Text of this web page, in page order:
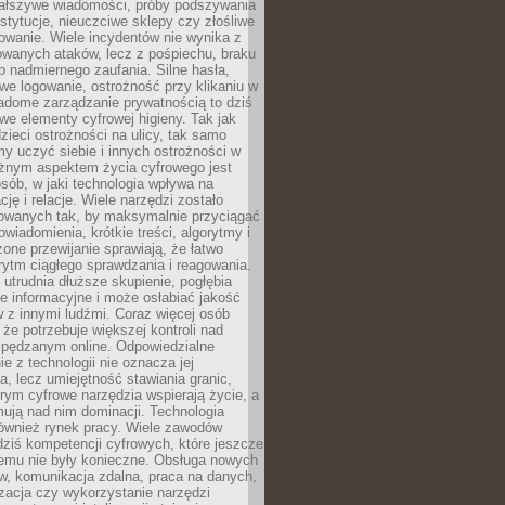
wiadomości, próby podszywania
nieuczciwe sklepy czy złośliwe
Wiele incydentów nie wynika z
ataków, lecz z pośpiechu, braku
nadmiernego zaufania. Silne hasła,
logowanie, ostrożność przy klikaniu w
zarządzanie prywatnością to dziś
elementy cyfrowej higieny. Tak jak
ostrożności na ulicy, tak samo
uczyć siebie i innych ostrożności w
aspektem życia cyfrowego jest
w jaki technologia wpływa na
i relacje. Wiele narzędzi zostało
tak, by maksymalnie przyciągać
krótkie treści, algorytmy i
przewijanie sprawiają, że łatwo
ciągłego sprawdzania i reagowania.
dłuższe skupienie, pogłębia
informacyjne i może osłabiać jakość
z innymi ludźmi. Coraz więcej osób
potrzebuje większej kontroli nad
online. Odpowiedzialne
z technologii nie oznacza jej
lecz umiejętność stawiania granic,
cyfrowe narzędzia wspierają życie, a
nad nim dominacji. Technologia
rynek pracy. Wiele zawodów
kompetencji cyfrowych, które jeszcze
nie były konieczne. Obsługa nowych
komunikacja zdalna, praca na danych,
czy wykorzystanie narzędzi